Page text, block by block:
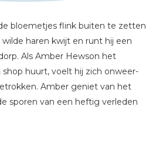
bloemetjes flink buiten te zetten
wilde haren kwijt en runt hij een
Als Amber Hewson het
huurt, voelt hij zich onweer­
Amber geniet van het
sporen van een heftig verleden
vindt zijn geloof in de praktijk van